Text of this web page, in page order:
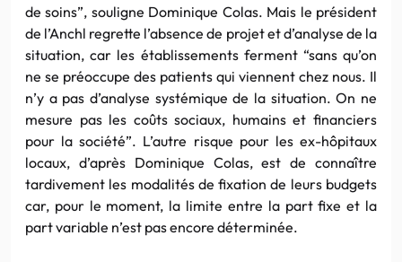
de soins”, souligne Dominique Colas. Mais le président
de l’Anchl regrette l’absence de projet et d’analyse de la
situation, car les établissements ferment “sans qu’on
ne se préoccupe des patients qui viennent chez nous. Il
n’y a pas d’analyse systémique de la situation. On ne
mesure pas les coûts sociaux, humains et financiers
pour la société”. L’autre risque pour les ex-hôpitaux
locaux, d’après Dominique Colas, est de connaître
tardivement les modalités de fixation de leurs budgets
car, pour le moment, la limite entre la part fixe et la
part variable n’est pas encore déterminée.